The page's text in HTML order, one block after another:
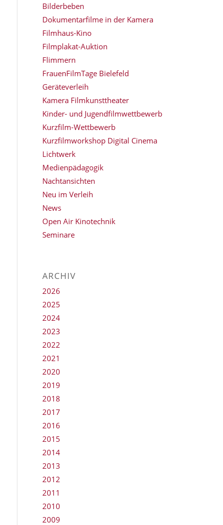
Bilderbeben
Dokumentarfilme in der Kamera
Filmhaus-Kino
Filmplakat-Auktion
Flimmern
FrauenFilmTage Bielefeld
Geräteverleih
Kamera Filmkunsttheater
Kinder- und Jugendfilmwettbewerb
Kurzfilm-Wettbewerb
Kurzfilmworkshop Digital Cinema
Lichtwerk
Medienpädagogik
Nachtansichten
Neu im Verleih
News
Open Air Kinotechnik
Seminare
ARCHIV
2026
2025
2024
2023
2022
2021
2020
2019
2018
2017
2016
2015
2014
2013
2012
2011
2010
2009